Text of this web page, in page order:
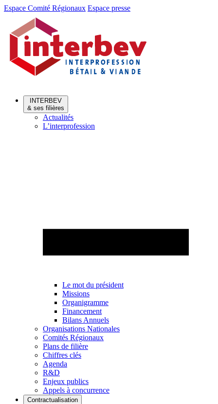
Aller
Aller
contenu
Espace Comité Régionaux Espace presse
INTERBEV
& ses filières
Actualités
L’interprofession
Le mot du président
Missions
Organigramme
Financement
Bilans Annuels
Organisations Nationales
Comités Régionaux
Plans de filière
Chiffres clés
Agenda
R&D
Enjeux publics
Appels à concurrence
Contractualisation